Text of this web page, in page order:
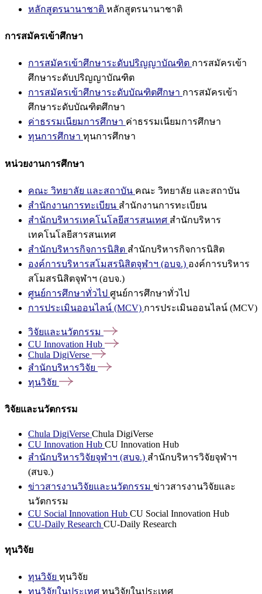
หลักสูตรนานาชาติ หลักสูตรนานาชาติ
การสมัครเข้าศึกษา
การสมัครเข้าศึกษาระดับปริญญาบัณฑิต การสมัครเข้า
ศึกษาระดับปริญญาบัณฑิต
การสมัครเข้าศึกษาระดับบัณฑิตศึกษา การสมัครเข้า
ศึกษาระดับบัณฑิตศึกษา
ค่าธรรมเนียมการศึกษา ค่าธรรมเนียมการศึกษา
ทุนการศึกษา ทุนการศึกษา
หน่วยงานการศึกษา
คณะ วิทยาลัย และสถาบัน คณะ วิทยาลัย และสถาบัน
สำนักงานการทะเบียน สำนักงานการทะเบียน
สำนักบริหารเทคโนโลยีสารสนเทศ สำนักบริหาร
เทคโนโลยีสารสนเทศ
สำนักบริหารกิจการนิสิต สำนักบริหารกิจการนิสิต
องค์การบริหารสโมสรนิสิตจุฬาฯ (อบจ.) องค์การบริหาร
สโมสรนิสิตจุฬาฯ (อบจ.)
ศูนย์การศึกษาทั่วไป ศูนย์การศึกษาทั่วไป
การประเมินออนไลน์ (MCV) การประเมินออนไลน์ (MCV)
วิจัยและนวัตกรรม
CU Innovation Hub
Chula DigiVerse
สำนักบริหารวิจัย
ทุนวิจัย
วิจัยและนวัตกรรม
Chula DigiVerse Chula DigiVerse
CU Innovation Hub CU Innovation Hub
สำนักบริหารวิจัยจุฬาฯ (สบจ.) สำนักบริหารวิจัยจุฬาฯ
(สบจ.)
ข่าวสารงานวิจัยและนวัตกรรม ข่าวสารงานวิจัยและ
นวัตกรรม
CU Social Innovation Hub CU Social Innovation Hub
CU-Daily Research CU-Daily Research
ทุนวิจัย
ทุนวิจัย ทุนวิจัย
ทุนวิจัยในประเทศ ทุนวิจัยในประเทศ